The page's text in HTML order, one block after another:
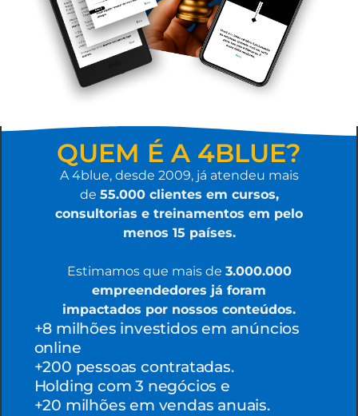
QUEM É A 4BLUE?
A 4blue, desde 2009, já atendeu mais
de 55.000 clientes em cursos,
consultorias e treinamentos em pelo
menos 15 países.
Estimamos que mais de 3.000.000
empreendedores já foram
impactados por nossos conteúdos.
+8 milhões investidos em anúncios
online
+200 pessoas contratadas.
Holding com 3 negócios e
+20 milhões em vendas anuais.